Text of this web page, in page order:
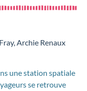
Archie Renaux
une station spatiale
se retrouve